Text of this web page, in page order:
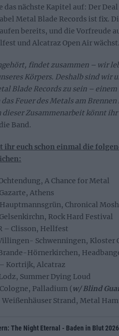
das nächste Kapitel auf: Der
Metal Blade Records ist fix.
bereits, und die Vorfreude
und Alcatraz Open Air wächst.
findet zusammen – wir
Körpers. Deshalb sind wir
Blade Records zu sein – einem
Feuer des Metals am
dieser Zusammenarbeit könnt
Band.
ihr euch schon einmal die
A Chance for Metal
Athens
Chronical
Rock Hard Festival
– Clisson, Hellfest
Schwenningen, Kloster
Hörnerkirchen,
Kortrijk, Alcatraz
Summer Dying Loud
Palladium ( w/ Blind
Weißenhäuser Strand, Metal
The Night Eternal - Baden in Blut 2026